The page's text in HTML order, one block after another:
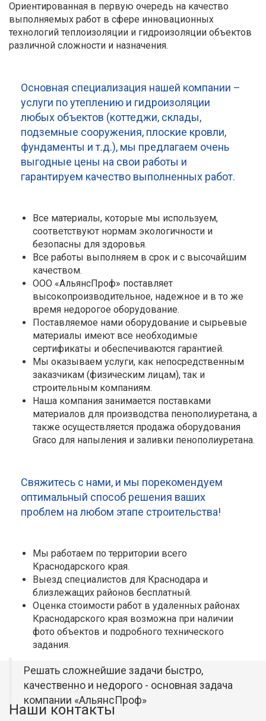
Ориентированная в первую очередь на качество
выполняемых работ в сфере инновационных
технологий теплоизоляции и гидроизоляции объектов
различной сложности и назначения.
Основная специализация нашей компании –
услуги по утеплению и гидроизоляции
любых объектов (коттеджи, склады,
подземные сооружения, плоские кровли,
фундаменты и т.д.), мы предлагаем очень
выгодные цены на свои работы и
гарантируем качество выполненных работ.
Все материалы, которые мы используем,
соответствуют нормам экологичности и
безопасны для здоровья.
Все работы выполняем в срок и с высочайшим
качеством.
ООО «АльянсПроф» поставляет
высокопроизводительное, надежное и в то же
время недорогое оборудование.
Поставляемое нами оборудование и сырьевые
материалы имеют все необходимые
сертификаты и обеспечиваются гарантией.
Мы оказываем услуги, как непосредственным
заказчикам (физическим лицам), так и
строительным компаниям.
Наша компания занимается поставками
материалов для производства пенополиуретана, а
также осуществляется продажа оборудования
Graco для напыления и заливки пенополиуретана.
Свяжитесь с нами, и мы порекомендуем
оптимальный способ решения ваших
проблем на любом этапе строительства!
Мы работаем по территории всего
Краснодарского края.
Выезд специалистов для Краснодара и
близлежащих районов бесплатный.
Оценка стоимости работ в удаленных районах
Краснодарского края возможна при наличии
фото объектов и подробного технического
задания.
Решать сложнейшие задачи быстро,
качественно и недорого - основная задача
компании «АльянсПроф»
Наши контакты